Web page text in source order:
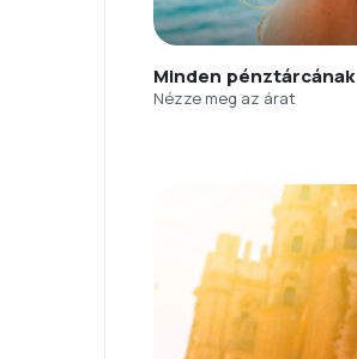
Minden pénztárcának
Nézze meg az árat